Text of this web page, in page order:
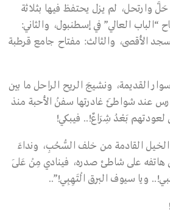
وارتحل، لم يزل يحتفظ فيها بثلاثة
“الباب العالي” في إسطنبول، والثاني:
الأقصى، والثالث: مفتاح جامع قرطبة
القديمة، ونشيجَ الريح الراحل ما بين
عند شواطئَ غادرتها سفنُ الأحبة منذ
لعودتهم بَعْدُ شِرَاعٌ!.. فيبكي!
القادمة من خلف السُّحُبِ، ونداءَ
هاتفه على شاطئ صدره، فينادي مِنْ عَلَى
ويا سيوف البرق الْتَهِبِي!”..